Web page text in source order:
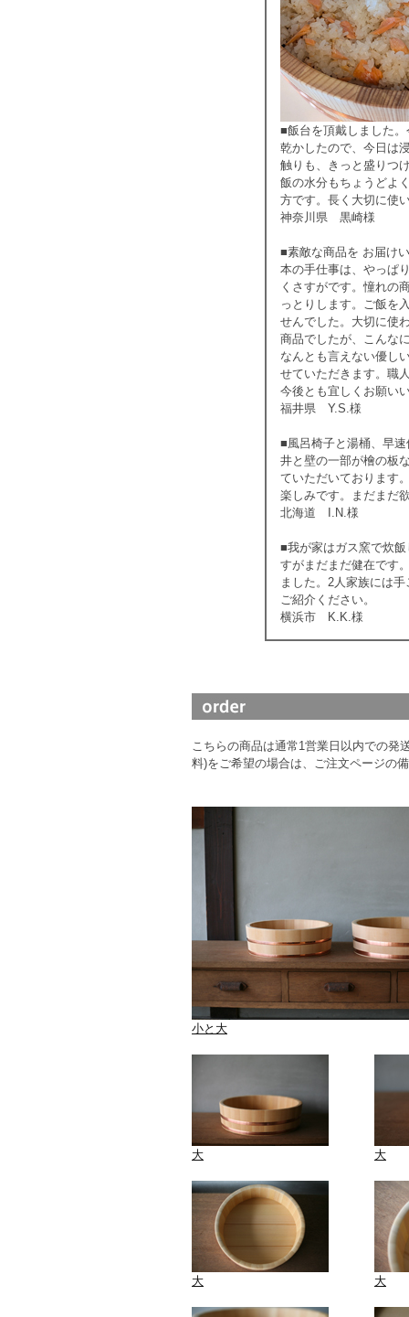
■飯台を頂戴しました
乾かしたので、今日は
触りも、きっと盛りつ
飯の水分もちょうどよ
方です。長く大切に使
神奈川県 黒崎様
■素敵な商品を お届け
本の手仕事は、やっぱ
くさすがです。憧れの
っとりします。ご飯を
せんでした。大切に使
商品でしたが、こんな
なんとも言えない優し
せていただきます。職
今後とも宜しくお願い
福井県 Y.S.様
■風呂椅子と湯桶、早
井と壁の一部が檜の板
ていただいております
楽しみです。まだまだ
北海道 I.N.様
■我が家はガス窯で炊
すがまだまだ健在です
ました。2人家族には
ご紹介ください。
横浜市 K.K.様
こちらの商品は通常1営業日以内での発
料)をご希望の場合は、ご注文ページの
小と大
大 大
大 大